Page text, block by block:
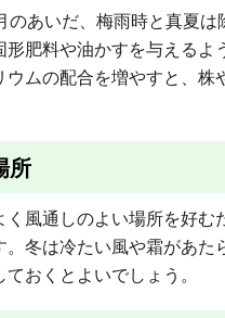
のあいだ、梅雨時と真夏
形肥料や油かすを与えるよ
ウムの配合を増やすと、株
所
く風通しのよい場所を好む
。冬は冷たい風や霜があた
おくとよいでしょう。